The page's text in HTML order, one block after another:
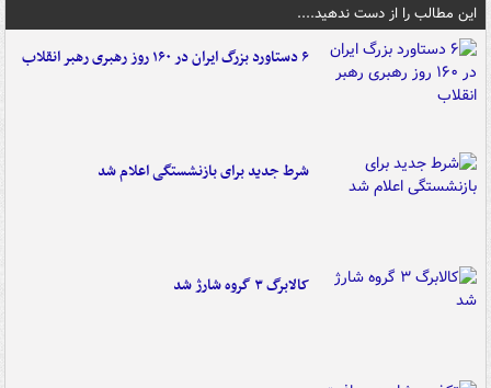
این مطالب را از دست ندهید....
۶ دستاورد بزرگ ایران در ۱۶۰ روز رهبری رهبر انقلاب
شرط جدید برای بازنشستگی اعلام شد
کالابرگ ۳ گروه شارژ شد